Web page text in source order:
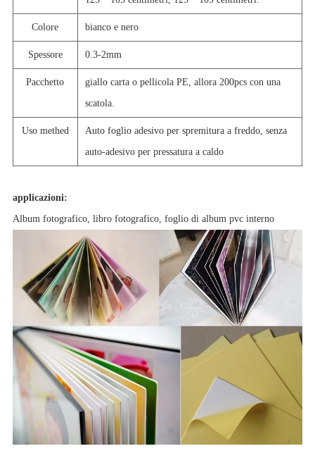
Colore bianco e nero
Spessore 0.3-2mm
Pacchetto
giallo carta o pellicola PE, allora 200pcs con una
scatola.
Uso methed
Auto foglio adesivo per spremitura a freddo, senza
auto-adesivo per pressatura a caldo
applicazioni:
Album fotografico, libro fotografico, foglio di album pvc interno